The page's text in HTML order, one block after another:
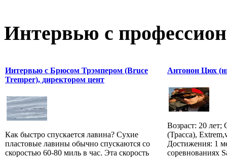
Интервью с
Интервью с Брюсом Трэмпером (Bruce
Tremper), директором цент
Как быстро спускается лавина? Сухие
пластовые лавины обычно спускаются со
скоростью 60-80 миль в час. Эта скорость
Антонон Цюх
Возраст: 20
(Трасса),
Достижения: 1
соревнованиях